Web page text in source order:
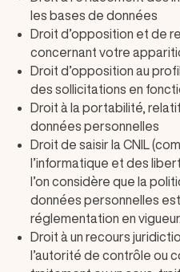
les bases de données
Droit d’opposition et de
concernant votre
Droit d’opposition au
des sollicitations en
Droit à la portabilité,
données personnelles
Droit de saisir la CNIL
l’informatique et des
l’on considère que la
données personnelles
réglementation en vigueur.
Droit à un recours
l’autorité de contrôle ou